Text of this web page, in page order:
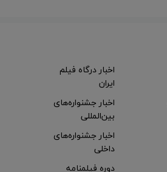
اخبار درگاه فیلم
ایران
اخبار جشنواره‌های
بین‌المللی
اخبار جشنواره‌های
داخلی
دوره فیلمنامه